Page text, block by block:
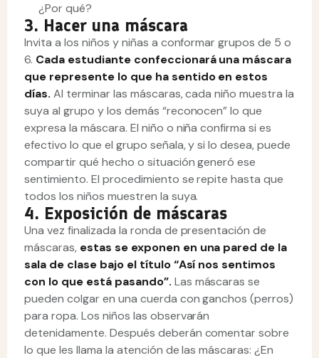
¿Por qué?
3. Hacer una máscara
Invita a los niños y niñas a conformar grupos de 5 o
6. Cada estudiante confeccionará una máscara
que represente lo que ha sentido en estos
días. Al terminar las máscaras, cada niño muestra la
suya al grupo y los demás “reconocen” lo que
expresa la máscara. El niño o niña confirma si es
efectivo lo que el grupo señala, y si lo desea, puede
compartir qué hecho o situación generó ese
sentimiento. El procedimiento se repite hasta que
todos los niños muestren la suya.
4. Exposición de máscaras
Una vez finalizada la ronda de presentación de
máscaras, estas se exponen en una pared de la
sala de clase bajo el título “Así nos sentimos
con lo que está pasando”. Las máscaras se
pueden colgar en una cuerda con ganchos (perros)
para ropa. Los niños las observarán
detenidamente. Después deberán comentar sobre
lo que les llama la atención de las máscaras: ¿En